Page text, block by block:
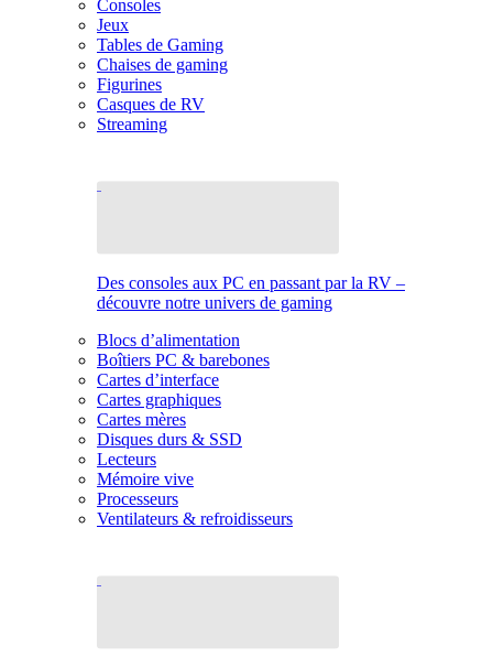
Consoles
Jeux
Tables de Gaming
Chaises de gaming
Figurines
Casques de RV
Streaming
Des consoles aux PC en passant par la RV –
découvre notre univers de gaming
Blocs d’alimentation
Boîtiers PC & barebones
Cartes d’interface
Cartes graphiques
Cartes mères
Disques durs & SSD
Lecteurs
Mémoire vive
Processeurs
Ventilateurs & refroidisseurs